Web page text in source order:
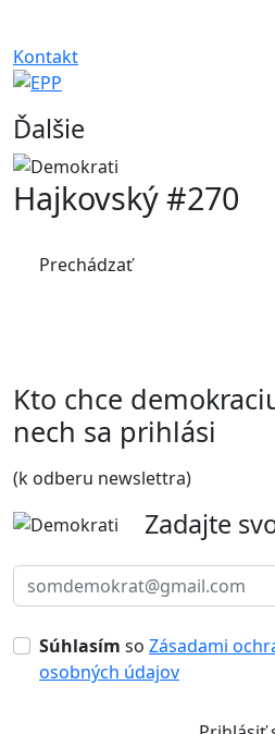
Prechádzať
Hajkovský #270
Zadajte
soZásadami
osobných údajov
Politická strana stredu,